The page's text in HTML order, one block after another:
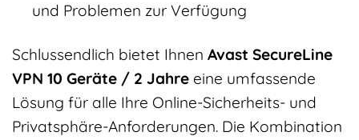
und Problemen zur Verfügung
Schlussendlich bietet Ihnen Avast SecureLine
VPN 10 Geräte / 2 Jahre eine umfassende
Lösung für alle Ihre Online-Sicherheits- und
Privatsphäre-Anforderungen. Die Kombination